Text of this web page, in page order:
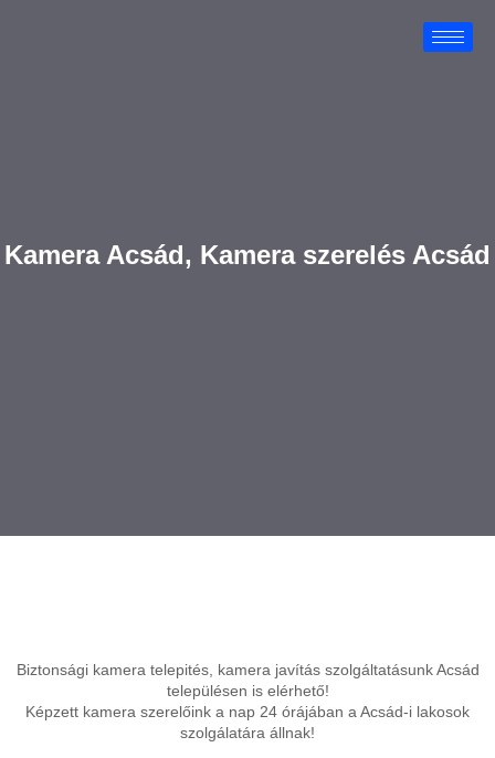
Kamera Acsád, Kamera szerelés Acsád
Biztonsági kamera telepités, kamera javítás szolgáltatásunk Acsád
településen is elérhető!
Képzett kamera szerelőink a nap 24 órájában a Acsád-i lakosok
szolgálatára állnak!